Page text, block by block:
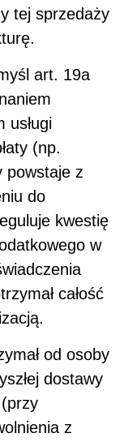
tej sprzedaży
art. 19a
usługi
(np.
powstaje z
do
kwestię
w
całość
od osoby
dostawy
z